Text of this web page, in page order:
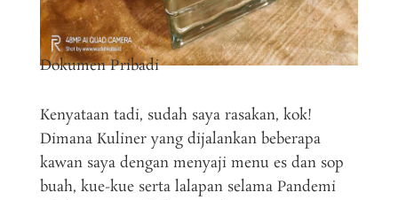
Dokumen Pribadi
Kenyataan tadi, sudah saya rasakan, kok!
Dimana Kuliner yang dijalankan beberapa
kawan saya dengan menyaji menu es dan sop
buah, kue-kue serta lalapan selama Pandemi